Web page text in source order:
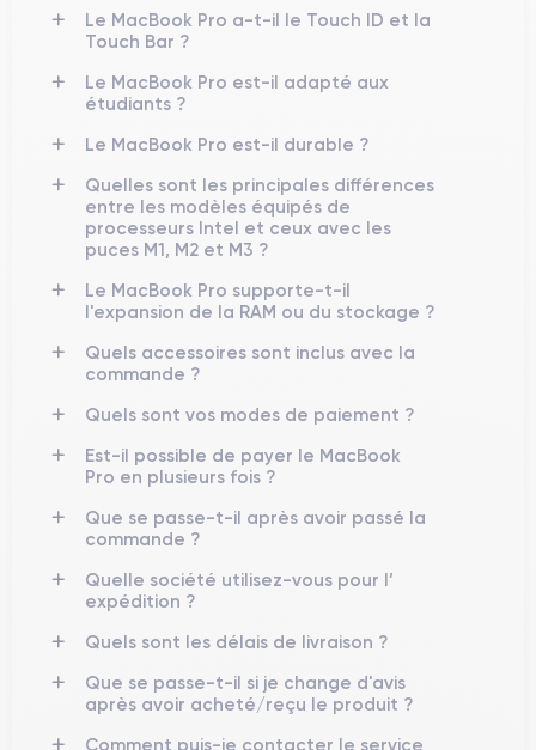
Le MacBook Pro a-t-il le Touch ID et la
Touch Bar ?
Le MacBook Pro est-il adapté aux
étudiants ?
Le MacBook Pro est-il durable ?
Quelles sont les principales différences
entre les modèles équipés de
processeurs Intel et ceux avec les
puces M1, M2 et M3 ?
Le MacBook Pro supporte-t-il
l'expansion de la RAM ou du stockage ?
Quels accessoires sont inclus avec la
commande ?
Quels sont vos modes de paiement ?
Est-il possible de payer le MacBook
Pro en plusieurs fois ?
Que se passe-t-il après avoir passé la
commande ?
Quelle société utilisez-vous pour l’
expédition ?
Quels sont les délais de livraison ?
Que se passe-t-il si je change d'avis
après avoir acheté/reçu le produit ?
Comment puis-je contacter le service